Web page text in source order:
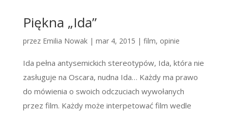
Piękna „Ida”
przez Emilia Nowak| mar 4, 2015 | film, opinie
Ida pełna antysemickich stereotypów, Ida, która nie
zasługuje na Oscara, nudna Ida… Każdy ma prawo
do mówienia o swoich odczuciach wywołanych
przez film. Każdy może interpetować film wedle